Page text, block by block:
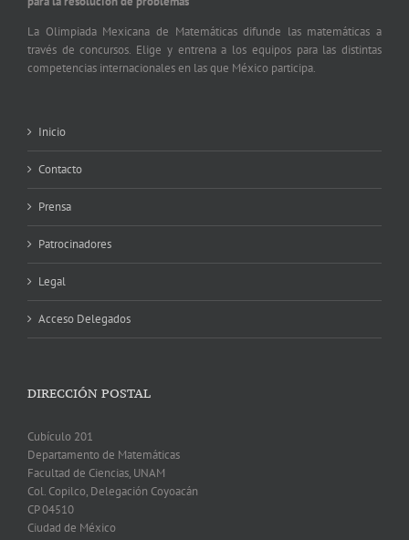
La Olimpiada Mexicana de Matemáticas difunde las matemáticas a
través de concursos. Elige y entrena a los equipos para las distintas
competencias internacionales en las que México participa.
Inicio
Contacto
Prensa
Patrocinadores
Legal
Acceso Delegados
DIRECCIÓN POSTAL
Cubículo 201
Departamento de Matemáticas
Facultad de Ciencias, UNAM
Col. Copilco, Delegación Coyoacán
CP 04510
Ciudad de México